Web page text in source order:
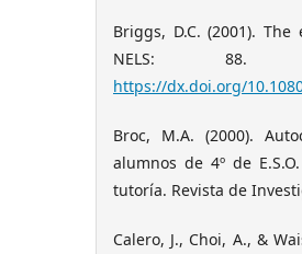
Briggs, D.C. (2001).
NELS: 88.
https://dx.doi.org/
Broc, M.A. (2000).
alumnos de 4º de
tutoría. Revista de
Calero, J., Choi, A., &